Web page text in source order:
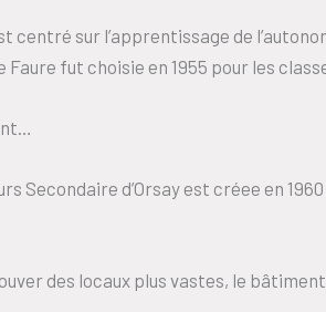
sur l’apprentissage de
fut choisie en 1955 pour les
Secondaire d’Orsay est créee en
des locaux plus vastes, le